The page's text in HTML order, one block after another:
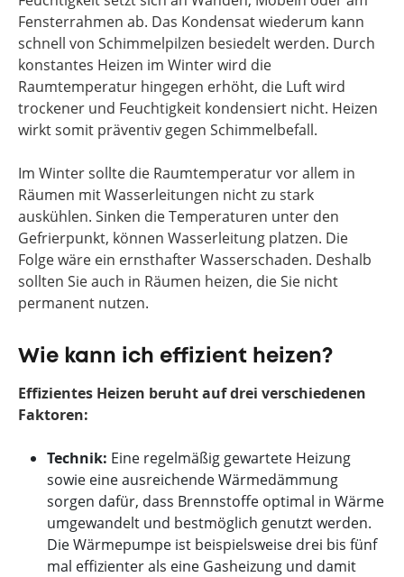
Fensterrahmen ab. Das Kondensat wiederum kann
schnell von Schimmelpilzen besiedelt werden. Durch
konstantes Heizen im Winter wird die
Raumtemperatur hingegen erhöht, die Luft wird
trockener und Feuchtigkeit kondensiert nicht. Heizen
wirkt somit präventiv gegen Schimmelbefall.
Im Winter sollte die Raumtemperatur vor allem in
Räumen mit Wasserleitungen nicht zu stark
auskühlen. Sinken die Temperaturen unter den
Gefrierpunkt, können Wasserleitung platzen. Die
Folge wäre ein ernsthafter Wasserschaden. Deshalb
sollten Sie auch in Räumen heizen, die Sie nicht
permanent nutzen.
Wie kann ich effizient heizen?
Effizientes Heizen beruht auf drei verschiedenen
Faktoren:
Technik: Eine regelmäßig gewartete Heizung
sowie eine ausreichende Wärmedämmung
sorgen dafür, dass Brennstoffe optimal in Wärme
umgewandelt und bestmöglich genutzt werden.
Die Wärmepumpe ist beispielsweise drei bis fünf
mal effizienter als eine Gasheizung und damit